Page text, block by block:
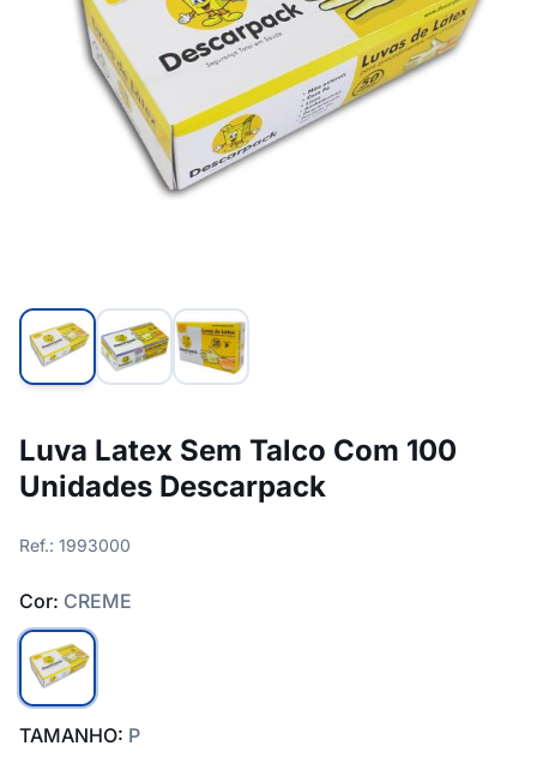
Luva Latex Sem Talco Com 100
Unidades Descarpack
Ref.: 1993000
Cor: CREME
TAMANHO: P